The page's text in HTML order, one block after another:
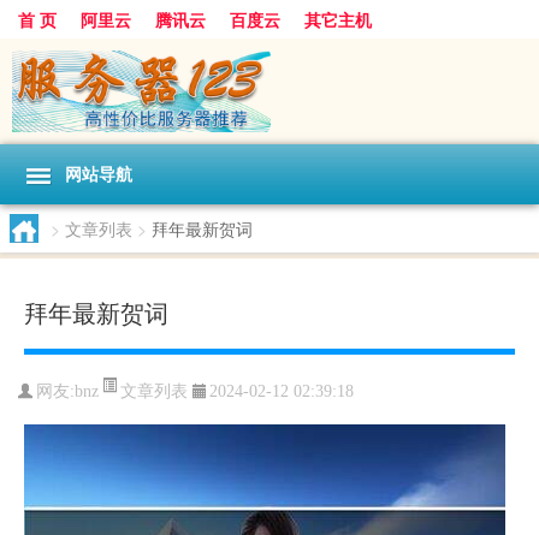
首 页 阿里云 腾讯云 百度云 其它主机
网站导航
> 文章列表 > 拜年最新贺词
拜年最新贺词
网友:bnz 文章列表 2024-02-12 02:39:18